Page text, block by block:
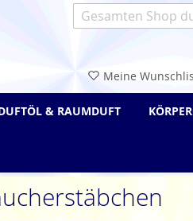
Meine
& RAUMDUFT